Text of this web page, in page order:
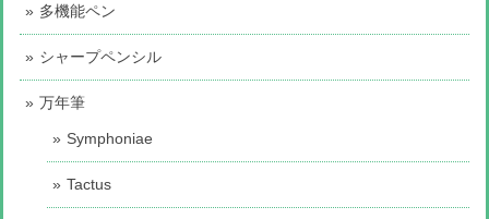
多機能ペン
シャープペンシル
万年筆
Symphoniae
Tactus